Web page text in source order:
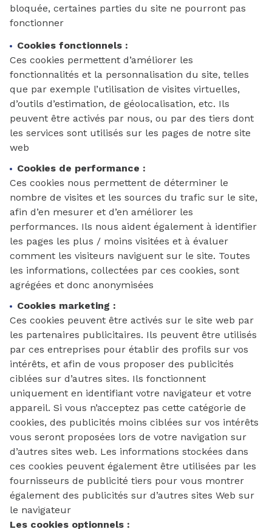
bloquée, certaines parties du site ne pourront pas
fonctionner
Cookies fonctionnels :
Ces cookies permettent d’améliorer les
fonctionnalités et la personnalisation du site, telles
que par exemple l’utilisation de visites virtuelles,
d’outils d’estimation, de géolocalisation, etc. Ils
peuvent être activés par nous, ou par des tiers dont
les services sont utilisés sur les pages de notre site
web
Cookies de performance :
Ces cookies nous permettent de déterminer le
nombre de visites et les sources du trafic sur le site,
afin d’en mesurer et d’en améliorer les
performances. Ils nous aident également à identifier
les pages les plus / moins visitées et à évaluer
comment les visiteurs naviguent sur le site. Toutes
les informations, collectées par ces cookies, sont
agrégées et donc anonymisées
Cookies marketing :
Ces cookies peuvent être activés sur le site web par
les partenaires publicitaires. Ils peuvent être utilisés
par ces entreprises pour établir des profils sur vos
intérêts, et afin de vous proposer des publicités
ciblées sur d’autres sites. Ils fonctionnent
uniquement en identifiant votre navigateur et votre
appareil. Si vous n’acceptez pas cette catégorie de
cookies, des publicités moins ciblées sur vos intérêts
vous seront proposées lors de votre navigation sur
d’autres sites web. Les informations stockées dans
ces cookies peuvent également être utilisées par les
fournisseurs de publicité tiers pour vous montrer
également des publicités sur d’autres sites Web sur
le navigateur
Les cookies optionnels :